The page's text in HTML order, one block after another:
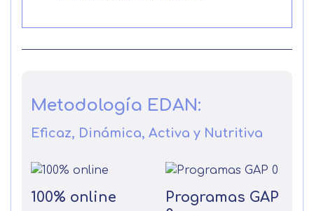
Metodología EDAN:
Eficaz, Dinámica, Activa y Nutritiva
100% online
Programas GAP